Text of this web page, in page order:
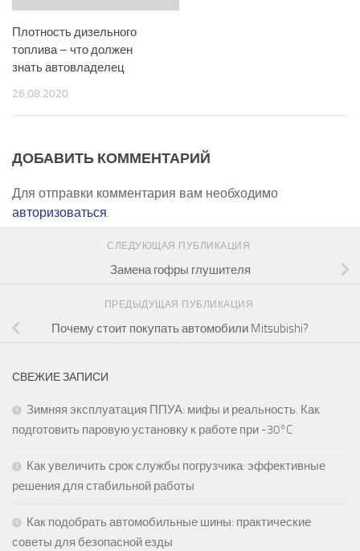
Плотность дизельного
топлива – что должен
знать автовладелец
26.08.2020
ДОБАВИТЬ КОММЕНТАРИЙ
Для отправки комментария вам необходимо
авторизоваться.
СЛЕДУЮЩАЯ ПУБЛИКАЦИЯ
Замена гофры глушителя
ПРЕДЫДУЩАЯ ПУБЛИКАЦИЯ
Почему стоит покупать автомобили Mitsubishi?
СВЕЖИЕ ЗАПИСИ
Зимняя эксплуатация ППУА: мифы и реальность. Как
подготовить паровую установку к работе при -30°C
Как увеличить срок службы погрузчика: эффективные
решения для стабильной работы
Как подобрать автомобильные шины: практические
советы для безопасной езды